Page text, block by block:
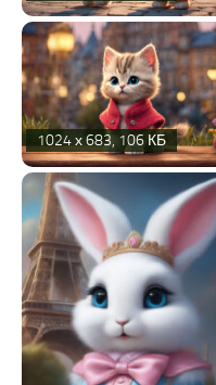
1024 х 683, 106 КБ